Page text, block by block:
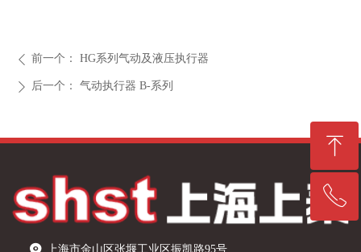
ꄴ 前一个： HG系列气动及液压执行器
ꄲ 后一个： 气动执行器 B-系列
上海市金山区张堰工业区振凯路95号
ꁸ
回到顶部
ꂅ